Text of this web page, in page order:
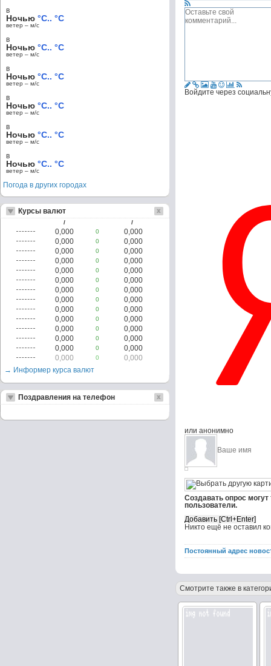
Войдите через
или анонимно
Создавать опрос
пользователи.
Никто ещё не оставил
Постоянный адрес
Смотрите также в
в
Ночью °C.. °C
ветер – м/c
в
Ночью °C.. °C
ветер – м/c
в
Ночью °C.. °C
ветер – м/c
в
Ночью °C.. °C
ветер – м/c
в
Ночью °C.. °C
ветер – м/c
в
Ночью °C.. °C
ветер – м/c
Погода в других городах
Курсы валют
/ /
0,000 0
0,000
0,000
0
0,000
0,000
0
0,000
0,000
0
0,000
0,000
0
0,000
0,000
0
0,000
0,000
0
0,000
0,000
0
0,000
0,000
0
0,000
0,000
0
0,000
0,000
0
0,000
0,000
0
0,000
0,000
0
0,000
0,000
0
0,000
→ Информер курса валют
Поздравления на телефон